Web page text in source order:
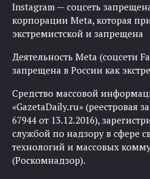
Instagram — соцсеть
корпорации Meta, которая
экстремистской и запрещена
Деятельность Meta (соцсети
запрещена в России как
Средство массовой
«GazetaDaily.ru» (реестровая
67944 от 13.12.2016),
службой по надзору в сфере
технологий и массовых
(Роскомнадзор).